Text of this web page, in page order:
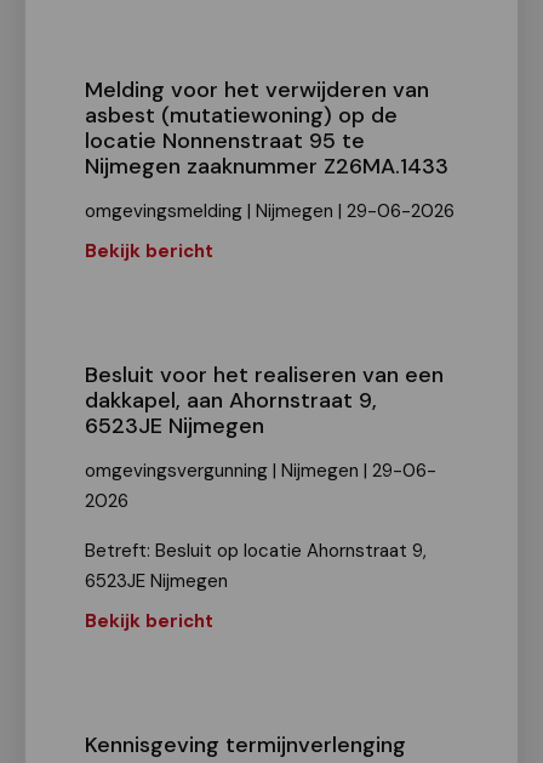
Melding voor het verwijderen van
asbest (mutatiewoning) op de
locatie Nonnenstraat 95 te
Nijmegen zaaknummer Z26MA.1433
omgevingsmelding | Nijmegen | 29-06-2026
Bekijk bericht
Besluit voor het realiseren van een
dakkapel, aan Ahornstraat 9,
6523JE Nijmegen
omgevingsvergunning | Nijmegen | 29-06-
2026
Betreft: Besluit op locatie Ahornstraat 9,
6523JE Nijmegen
Bekijk bericht
Kennisgeving termijnverlenging